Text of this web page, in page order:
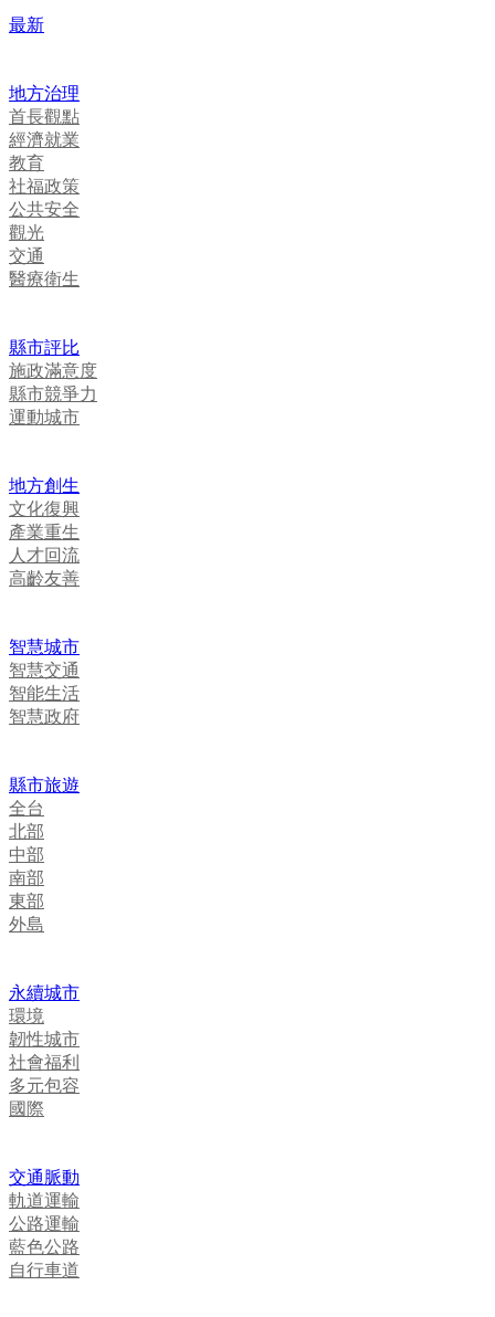
最新
地方治理
首長觀點
經濟就業
教育
社福政策
公共安全
觀光
交通
醫療衛生
縣市評比
施政滿意度
縣市競爭力
運動城市
地方創生
文化復興
產業重生
人才回流
高齡友善
智慧城市
智慧交通
智能生活
智慧政府
縣市旅遊
全台
北部
中部
南部
東部
外島
永續城市
環境
韌性城市
社會福利
多元包容
國際
交通脈動
軌道運輸
公路運輸
藍色公路
自行車道